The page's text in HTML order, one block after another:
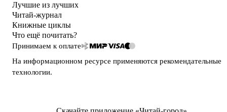
Лучшие из лучших
Читай-журнал
Книжные циклы
Что ещё почитать?
Принимаем к оплате
На информационном ресурсе применяются рекомендательные
технологии.